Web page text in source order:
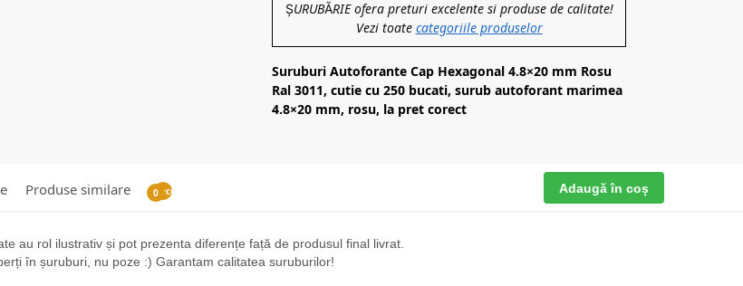
ȘURUBĂRIE ofera preturi excelente si produse de calitate!
Vezi toate categoriile produselor
Suruburi Autoforante Cap Hexagonal 4.8×20 mm Rosu
Ral 3011, cutie cu 250 bucati, surub autoforant marimea
4.8×20 mm, rosu, la pret corect
Produse similare Recenzii
0 Adaugă în coș
au rol ilustrativ și pot prezenta diferențe față de produsul final livrat.
în șuruburi, nu poze :) Garantam calitatea suruburilor!